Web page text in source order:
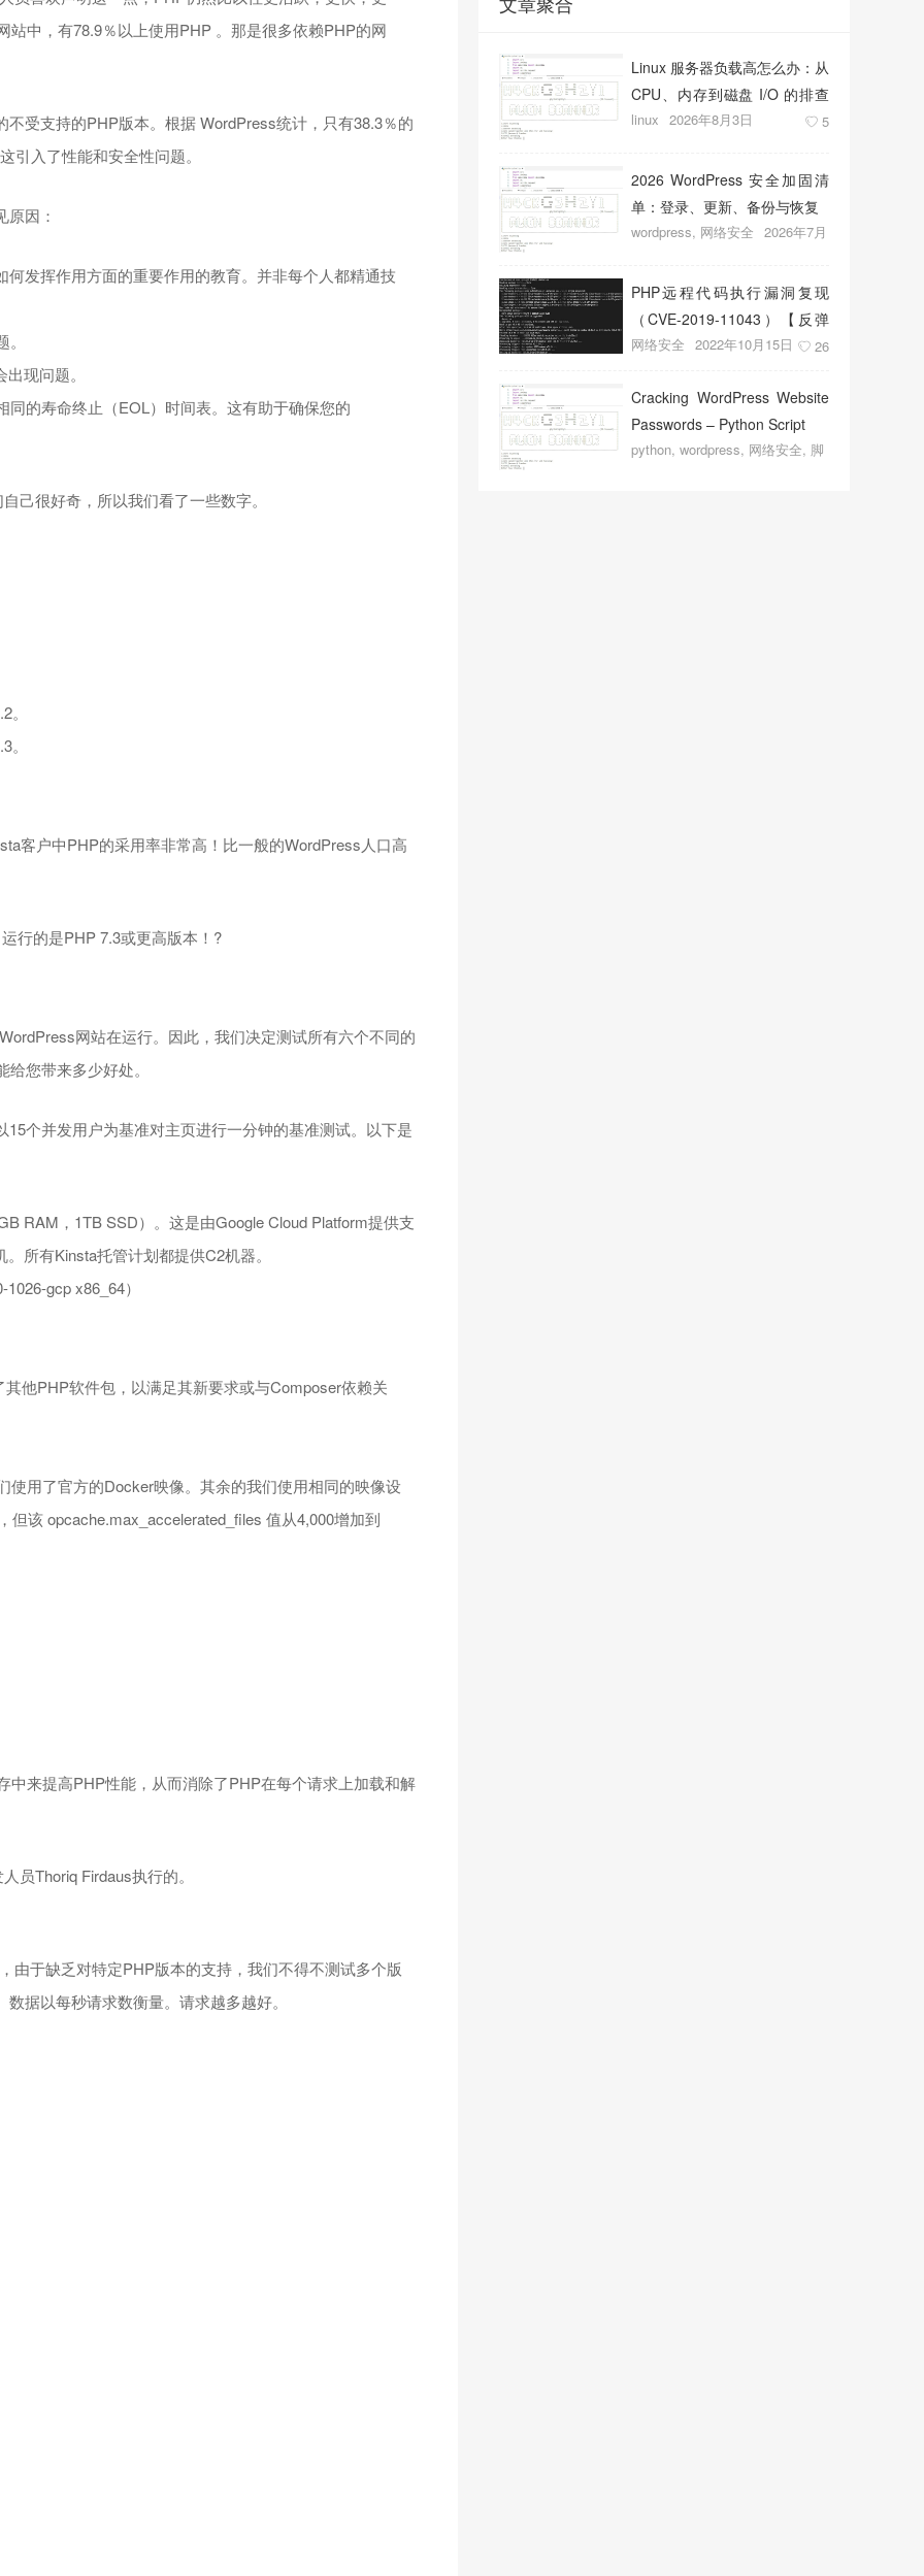
中，有78.9％以上使用PHP 。那是很多依赖PHP的网
受支持的PHP版本。根据 WordPress统计，只有38.3％的
引入了性能和安全性问题。
因：
发挥作用方面的重要作用的教育。并非每个人都精通技
现问题。
的寿命终止（EOL）时间表。这有助于确保您的
己很好奇，所以我们看了一些数字。
客户中PHP的采用率非常高！比一般的WordPress人口高
行的是PHP 7.3或更高版本！?
网站在运行。因此，我们决定测试所有六个不同的
您带来多少好处。
个并发用户为基准对主页进行一分钟的基准测试。以下是
RAM，1TB SSD）。这是由Google Cloud Platform提供支
所有Kinsta托管计划都提供C2机器。
gcp x86_64）
他PHP软件包，以满足其新要求或与Composer依赖关
用了官方的Docker映像。其余的我们使用相同的映像设
该 opcache.max_accelerated_files 值从4,000增加到
来提高PHP性能，从而消除了PHP在每个请求上加载和解
员Thoriq Firdaus执行的。
由于缺乏对特定PHP版本的支持，我们不得不测试多个版
据以每秒请求数衡量。请求越多越好。
Linux 服务器负载高怎么办：从
CPU、内存到磁盘 I/O 的排查
顺序
linux 2026年8月3日 5
2026 WordPress 安全加固清
单：登录、更新、备份与恢复
wordpress, 网络安全 2026年7月
PHP远程代码执行漏洞复现
（CVE-2019-11043）【反弹
shell成功】
网络安全 2022年10月15日 26
Cracking WordPress Website
Passwords – Python Script
python, wordpress, 网络安全, 脚